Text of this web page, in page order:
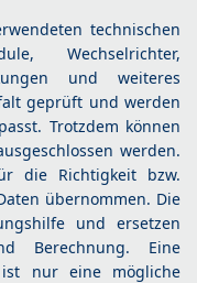
technischen
Wechselrichter,
und weiteres
geprüft und werden
Trotzdem können
werden.
die Richtigkeit bzw.
übernommen. Die
und ersetzen
Berechnung. Eine
ist nur eine mögliche